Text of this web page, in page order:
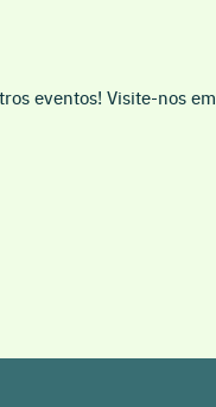
eventos! Visite-nos em